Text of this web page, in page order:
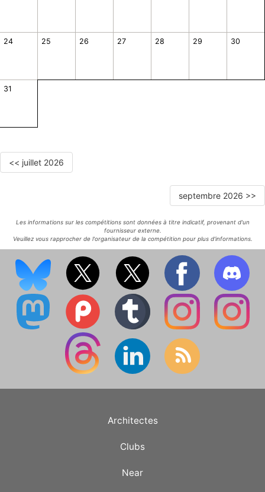
24 25 26 27 28 29 30
31
<< juillet 2026
septembre 2026 >>
Les informations sur les compétitions sont données à titre indicatif, provenant d'un
fournisseur externe.
Veuillez vous rapprocher de l'organisateur de la compétition pour plus d'informations.
Architectes
Clubs
Near